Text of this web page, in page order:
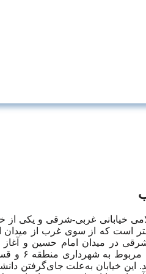
خیابانی غربی-شرقی و یکی
۵ کیلومتر است که از سوی غرب از
در میدان امام حسین و آغاز
شمالی
می‌باشد. این خیابان به‌علت